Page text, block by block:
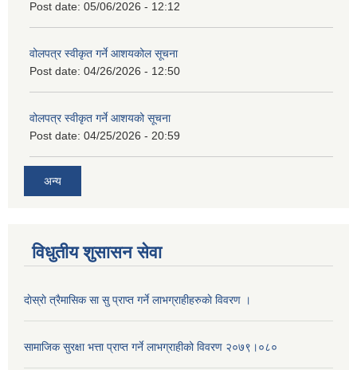
Post date: 05/06/2026 - 12:12
वोलपत्र स्वीकृत गर्ने आशयकोल सूचना
Post date: 04/26/2026 - 12:50
वोलपत्र स्वीकृत गर्ने आशयको सूचना
Post date: 04/25/2026 - 20:59
अन्य
विधुतीय शुसासन सेवा
दाेस्राे त्रैमासिक सा सु प्राप्त गर्ने लाभग्राहीहरुकाे विवरण ।
सामाजिक सुरक्षा भत्ता प्राप्त गर्ने लाभग्राहीको विवरण २०७९।०८०